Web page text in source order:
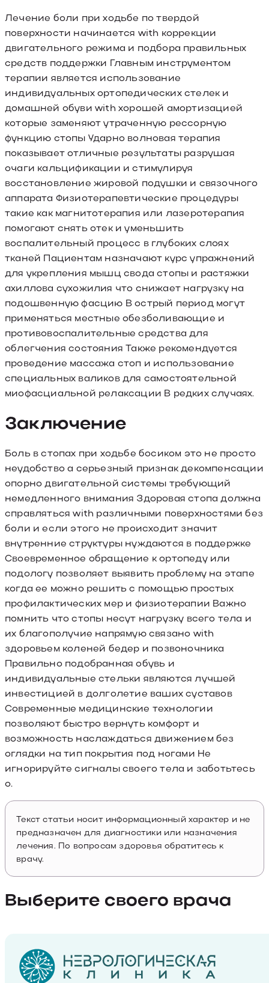
Лечение боли при ходьбе по твердой
поверхности начинается with коррекции
двигательного режима и подбора правильных
средств поддержки Главным инструментом
терапии является использование
индивидуальных ортопедических стелек и
домашней обуви with хорошей амортизацией
которые заменяют утраченную рессорную
функцию стопы Ударно волновая терапия
показывает отличные результаты разрушая
очаги кальцификации и стимулируя
восстановление жировой подушки и связочного
аппарата Физиотерапевтические процедуры
такие как магнитотерапия или лазеротерапия
помогают снять отек и уменьшить
воспалительный процесс в глубоких слоях
тканей Пациентам назначают курс упражнений
для укрепления мышц свода стопы и растяжки
ахиллова сухожилия что снижает нагрузку на
подошвенную фасцию В острый период могут
применяться местные обезболивающие и
противовоспалительные средства для
облегчения состояния Также рекомендуется
проведение массажа стоп и использование
специальных валиков для самостоятельной
миофасциальной релаксации В редких случаях.
Заключение
Боль в стопах при ходьбе босиком это не просто
неудобство а серьезный признак декомпенсации
опорно двигательной системы требующий
немедленного внимания Здоровая стопа должна
справляться with различными поверхностями без
боли и если этого не происходит значит
внутренние структуры нуждаются в поддержке
Своевременное обращение к ортопеду или
подологу позволяет выявить проблему на этапе
когда ее можно решить с помощью простых
профилактических мер и физиотерапии Важно
помнить что стопы несут нагрузку всего тела и
их благополучие напрямую связано with
здоровьем коленей бедер и позвоночника
Правильно подобранная обувь и
индивидуальные стельки являются лучшей
инвестицией в долголетие ваших суставов
Современные медицинские технологии
позволяют быстро вернуть комфорт и
возможность наслаждаться движением без
оглядки на тип покрытия под ногами Не
игнорируйте сигналы своего тела и заботьтесь
о.
Текст статьи носит информационный характер и не
предназначен для диагностики или назначения
лечения. По вопросам здоровья обратитесь к
врачу.
Выберите своего врача